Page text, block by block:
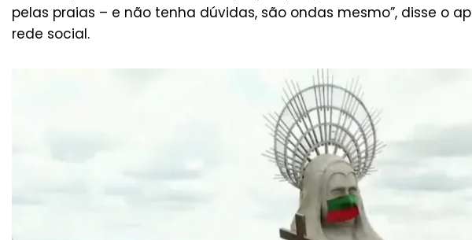
pelas praias – e não tenha dúvidas, são ondas mesmo”, disse o
rede social.